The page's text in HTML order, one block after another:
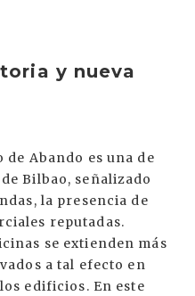
y nueva
Abando es una de
Bilbao, señalizado
la presencia de
reputadas.
se extienden más
a tal efecto en
edificios. En este